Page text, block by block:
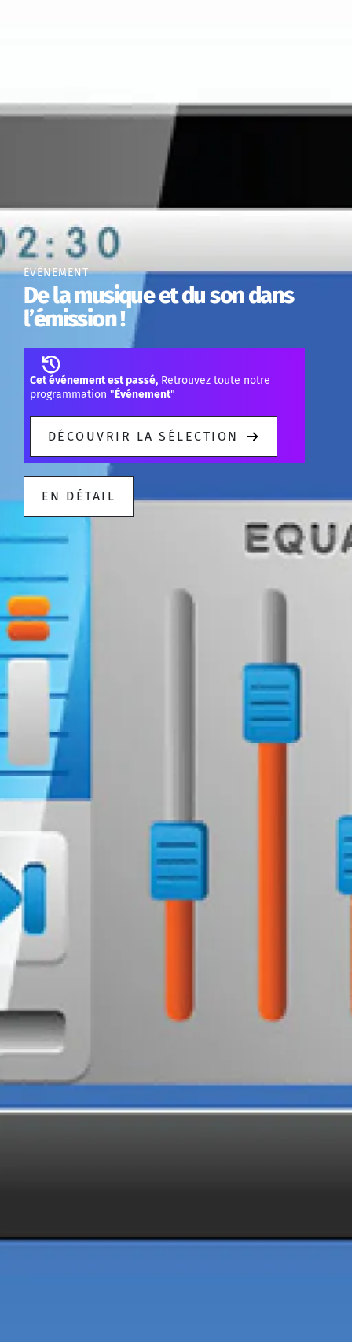
ÉVÉNEMENT
De la musique et du son dans
l’émission !
Cet événement est passé, Retrouvez toute notre
programmation "Événement"
DÉCOUVRIR LA SÉLECTION
EN DÉTAIL